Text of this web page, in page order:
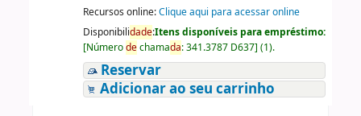
Recursos online:Clique aqui para acessar online
Disponibilidade:Itens disponíveis para empréstimo:
[Númerodechamada:341.3787 D637] (1).
Reservar
Adicionar ao seu carrinho